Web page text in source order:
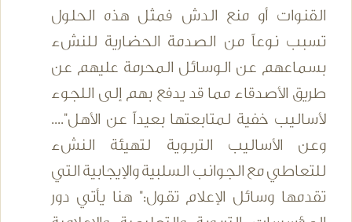
القنوات أو منع الدش فمثل هذه الحلول
تسبب نوعاً من الصدمة الحضارية للنشء
بسماعهم عن الوسائل المحرمة عليهم عن
طريق الأصدقاء مما قد يدفع بهم إلى اللجوء
لأساليب خفية لمتابعتها بعيداً عن الأهل"....
وعن الأساليب التربوية لتهيئة النشء
للتعاطي مع الجوانب السلبية والإيجابية التي
تقدمها وسائل الإعلام تقول:" هنا يأتي دور